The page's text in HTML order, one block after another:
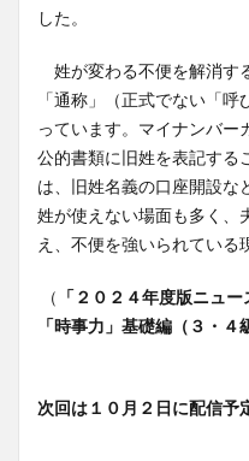
した。
姓が変わる不便を解消す
「通称」（正式でない「
っています。マイナンバー
公的書類に旧姓を表記する
は、旧姓名義の口座開設な
姓が使えない場面も多く、
え、不便を強いられている
（ 「２０２４年度版ニュ
「時事力」基礎編（３・４
次回は１０月２日に配信予